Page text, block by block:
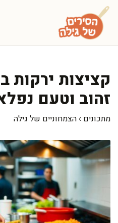
לדלג
לתוכן
קציצות ירקות
זהוב וטעם
מתכונים › הצמחוניים של גילה